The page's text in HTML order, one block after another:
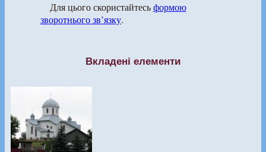
Для цього скористайтесьформою
зворотнього зв’язку.
Вкладені елементи